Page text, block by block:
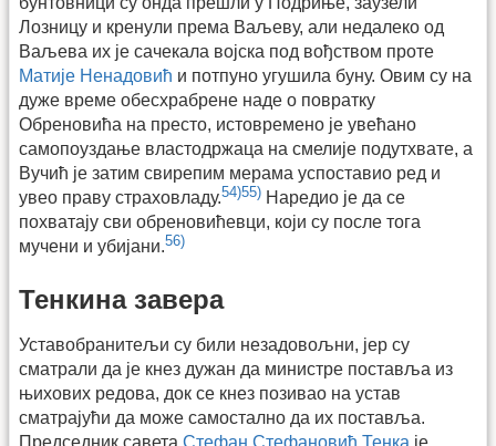
Лозницу и кренули према Ваљеву, али недалеко од
Ваљева их је сачекала војска под вођством проте
Матије Ненадовић и потпуно угушила буну. Овим су на
дуже време обесхрабрене наде о повратку
Обреновића на престо, истовремено је увећано
самопоуздање властодржаца на смелије подутхвате, а
Вучић је затим свирепим мерама успоставио ред и
увео праву страховладу.54)55) Наредио је да се
похватају сви обреновићевци, који су после тога
мучени и убијани.56)
Тенкина завера
Уставобранитељи су били незадовољни, јер су
сматрали да је кнез дужан да министре поставља из
њихових редова, док се кнез позивао на устав
сматрајући да може самостално да их поставља.
Председник савета Стефан Стефановић Тенка је